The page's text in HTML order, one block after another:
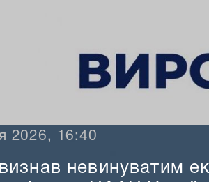
ДП «ДГ